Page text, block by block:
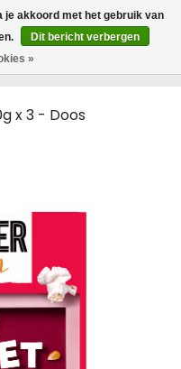
MENU
0
x 3 - Doos
je akkoord met het gebruik van
Dit bericht verbergen
»